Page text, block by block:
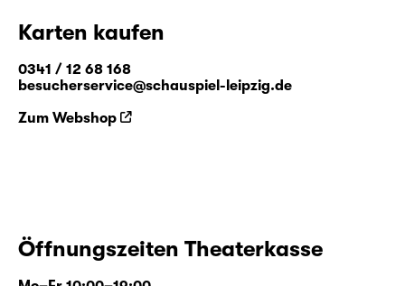
Karten kaufen
0341 / 12 68 168
besucherservice@schauspiel-leipzig.de
Zum Webshop
Öffnungszeiten Theaterkasse